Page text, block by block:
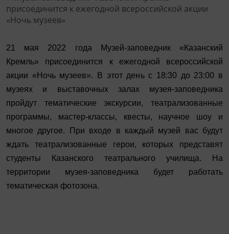
21 мая 2022 года Музей-заповедник «Казанский
Кремль» присоединится к ежегодной всероссийской
акции «Ночь музеев». В этот день с 18:30 до 23:00 в
музеях и выставочных залах музея-заповедника
пройдут тематические экскурсии, театрализованные
программы, мастер-классы, квесты, научное шоу и
многое другое. При входе в каждый музей вас будут
ждать театрализованные герои, которых представят
студенты Казанского театрального училища. На
территории музея-заповедника будет работать
тематическая фотозона.